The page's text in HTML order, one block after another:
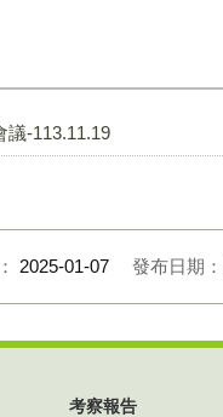
議-113.11.19
2025-01-07 發布日期：
考察報告